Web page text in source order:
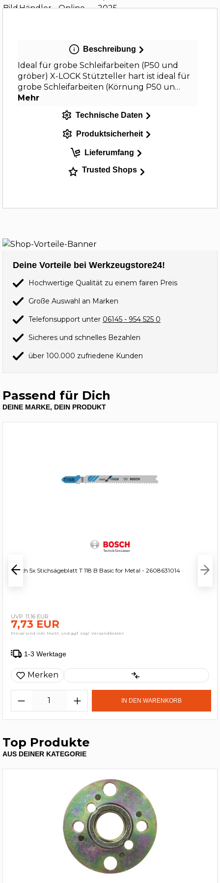
Beschreibung
Ideal für grobe Schleifarbeiten (P50 und
gröber) X-LOCK Stützteller hart ist ideal für
grobe Schleifarbeiten (Körnung P50 un…
Mehr
Technische Daten
Produktsicherheit
Lieferumfang
Trusted Shops
Deine Vorteile bei Werkzeugstore24!
Hochwertige Qualität zu einem fairen Preis
Große Auswahl an Marken
Telefonsupport unter 06145 - 954 525 0
Sicheres und schnelles Bezahlen
über 100.000 zufriedene Kunden
Passend für Dich
DEINE MARKE, DEIN PRODUKT
Bosch 5x Stichsägeblatt T 118 B Basic for Metal - 2608631014
11,16 EUR
7,73 EUR
Preise sind inkl. MwSt. und ggf. zzgl. Versandkosten
1-3 Werktage
Merken
IN DEN WARENKORB
Top Produkte
AUS DEINER KATEGORIE